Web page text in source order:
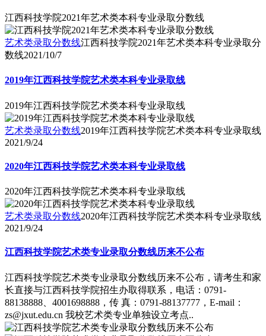
江西科技学院2021年艺术类本科专业录取分数线
艺术类录取分数线江西科技学院2021年艺术类本科专业录取分
数线2021/10/7
2019年江西科技学院艺术类本科专业录取线
2019年江西科技学院艺术类本科专业录取线
艺术类录取分数线2019年江西科技学院艺术类本科专业录取线
2021/9/24
2020年江西科技学院艺术类本科专业录取线
2020年江西科技学院艺术类本科专业录取线
艺术类录取分数线2020年江西科技学院艺术类本科专业录取线
2021/9/24
江西科技学院艺术类专业录取分数线历来不公布
江西科技学院艺术类专业录取分数线历来不公布，请考生和家
长直接与江西科技学院招生办取得联系，电话：0791-
88138888、4001698888，传 真：0791-88137777，E-mail：
zs@jxut.edu.cn 我校艺术类专业单独设立考点..